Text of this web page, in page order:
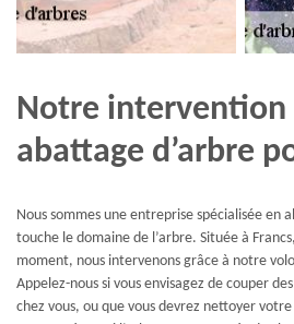
Notre intervention
abattage d’arbre
Nous sommes une entreprise spécialisée en
touche le domaine de l’arbre. Située à
moment, nous intervenons grâce à notre
Appelez-nous si vous envisagez de couper
chez vous, ou que vous devrez nettoyer